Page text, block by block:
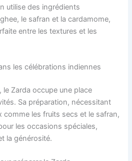
utilise des ingrédients
le safran et la cardamome,
entre les textures et les
les célébrations indiennes
le Zarda occupe une place
Sa préparation, nécessitant
comme les fruits secs et le safran,
les occasions spéciales,
la générosité.